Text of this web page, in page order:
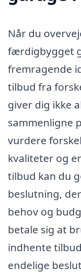
Når du
færdigbygget
fremragende
tilbud fra
giver dig ikke
sammenligne
vurdere
kvaliteter og
tilbud kan du
beslutning,
behov og
betale sig at
indhente
endelige